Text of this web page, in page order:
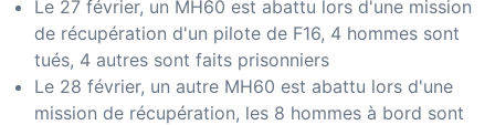
Le 27 février, un MH60 est abattu lors d'une mission
de récupération d'un pilote de F16, 4 hommes sont
tués, 4 autres sont faits prisonniers
Le 28 février, un autre MH60 est abattu lors d'une
mission de récupération, les 8 hommes à bord sont